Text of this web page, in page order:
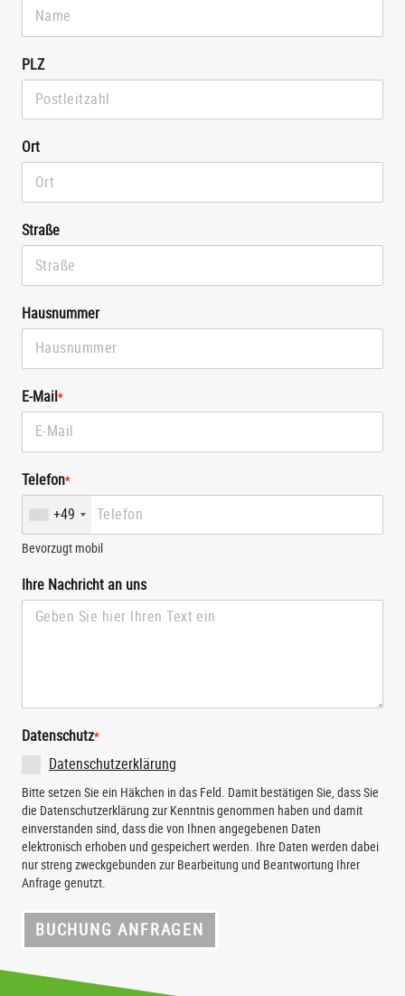
PLZ
Ort
Straße
Hausnummer
E-Mail*
Telefon*
+49
Bevorzugt mobil
Ihre Nachricht an uns
Datenschutz*
Datenschutzerklärung
Bitte setzen Sie ein Häkchen in das Feld. Damit bestätigen Sie, dass Sie
die Datenschutzerklärung zur Kenntnis genommen haben und damit
einverstanden sind, dass die von Ihnen angegebenen Daten
elektronisch erhoben und gespeichert werden. Ihre Daten werden dabei
nur streng zweckgebunden zur Bearbeitung und Beantwortung Ihrer
Anfrage genutzt.
BUCHUNG ANFRAGEN